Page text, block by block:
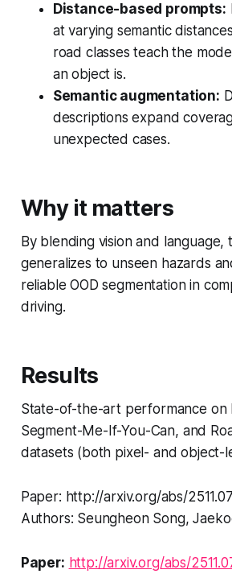
Distance-based prompts:
at varying semantic
road classes teach the
an object is.
Semantic augmentation:
descriptions expand
unexpected cases.
Why it matters
By blending vision and language,
generalizes to unseen hazards
reliable OOD segmentation in
driving.
Results
State-of-the-art performance on
Segment-Me-If-You-Can, and
datasets (both pixel- and object-
Paper: http://arxiv.org/abs/
Authors: Seungheon Song,
Paper: http://arxiv.org/abs/